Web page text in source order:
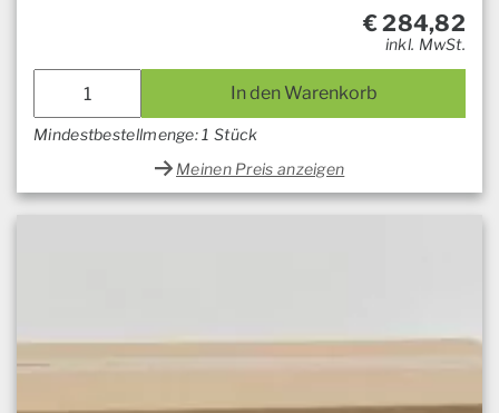
€284,82
inkl. MwSt.
In den Warenkorb
Mindestbestellmenge: 1 Stück
Meinen Preis anzeigen